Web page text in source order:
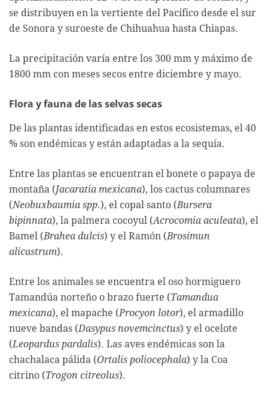
se distribuyen en la vertiente del Pacífico desde el sur
de Sonora y suroeste de Chihuahua hasta Chiapas.
La precipitación varía entre los 300 mm y máximo de
1800 mm con meses secos entre diciembre y mayo.
Flora y fauna de las selvas secas
De las plantas identificadas en estos ecosistemas, el 40
% son endémicas y están adaptadas a la sequía.
Entre las plantas se encuentran el bonete o papaya de
montaña (Jacaratia mexicana), los cactus columnares
(Neobuxbaumia spp.), el copal santo (Bursera
bipinnata), la palmera cocoyul (Acrocomia aculeata), el
Bamel (Brahea dulcis) y el Ramón (Brosimun
alicastrum).
Entre los animales se encuentra el oso hormiguero
Tamandúa norteño o brazo fuerte (Tamandua
mexicana), el mapache (Procyon lotor), el armadillo
nueve bandas (Dasypus novemcinctus) y el ocelote
(Leopardus pardalis). Las aves endémicas son la
chachalaca pálida (Ortalis poliocephala) y la Coa
citrino (Trogon citreolus).